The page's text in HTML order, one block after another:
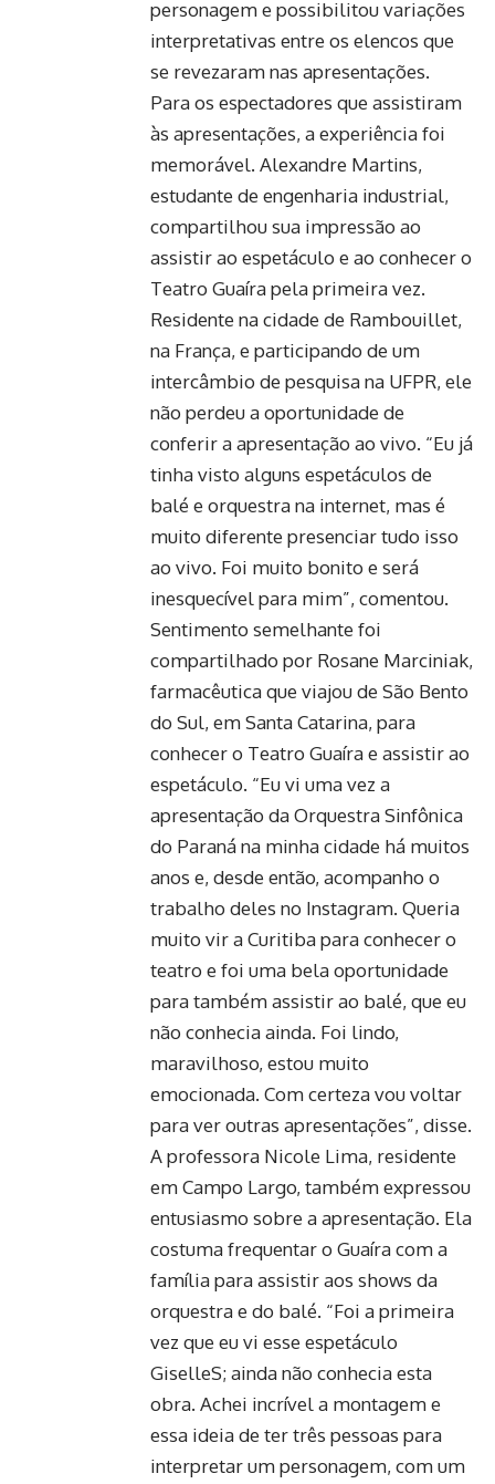
personagem e possibilitou variações
interpretativas entre os elencos que
se revezaram nas apresentações.
Para os espectadores que assistiram
às apresentações, a experiência foi
memorável. Alexandre Martins,
estudante de engenharia industrial,
compartilhou sua impressão ao
assistir ao espetáculo e ao conhecer o
Teatro Guaíra pela primeira vez.
Residente na cidade de Rambouillet,
na França, e participando de um
intercâmbio de pesquisa na UFPR, ele
não perdeu a oportunidade de
conferir a apresentação ao vivo. “Eu já
tinha visto alguns espetáculos de
balé e orquestra na internet, mas é
muito diferente presenciar tudo isso
ao vivo. Foi muito bonito e será
inesquecível para mim”, comentou.
Sentimento semelhante foi
compartilhado por Rosane Marciniak,
farmacêutica que viajou de São Bento
do Sul, em Santa Catarina, para
conhecer o Teatro Guaíra e assistir ao
espetáculo. “Eu vi uma vez a
apresentação da Orquestra Sinfônica
do Paraná na minha cidade há muitos
anos e, desde então, acompanho o
trabalho deles no Instagram. Queria
muito vir a Curitiba para conhecer o
teatro e foi uma bela oportunidade
para também assistir ao balé, que eu
não conhecia ainda. Foi lindo,
maravilhoso, estou muito
emocionada. Com certeza vou voltar
para ver outras apresentações”, disse.
A professora Nicole Lima, residente
em Campo Largo, também expressou
entusiasmo sobre a apresentação. Ela
costuma frequentar o Guaíra com a
família para assistir aos shows da
orquestra e do balé. “Foi a primeira
vez que eu vi esse espetáculo
GiselleS; ainda não conhecia esta
obra. Achei incrível a montagem e
essa ideia de ter três pessoas para
interpretar um personagem, com um